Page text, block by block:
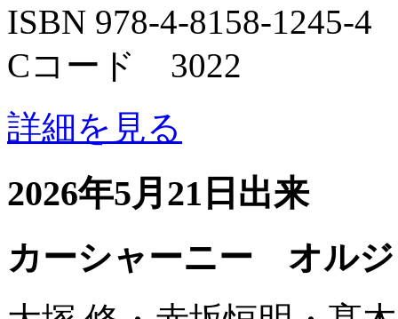
ISBN 978-4-8158-1245-4
Cコード 3022
詳細を見る
2026年5月21日出来
カーシャーニー オル